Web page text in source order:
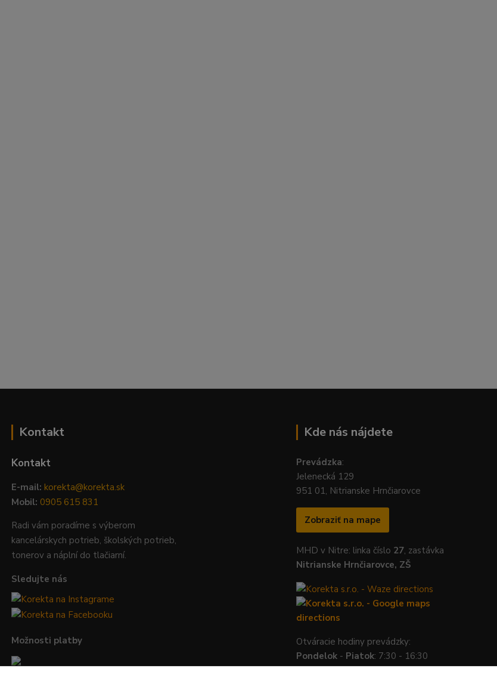
Kontakt
Kontakt
E-mail: korekta@korekta.sk
Mobil: 0905 615 831
Radi vám poradíme s výberom
kancelárskych potrieb, školských potrieb,
tonerov a náplní do tlačiarní.
Sledujte nás
Možnosti platby
Kde nás nájdete
Prevádzka:
Jelenecká 129
951 01, Nitrianske Hrnčiarovce
Zobraziť na mape
MHD v Nitre: linka číslo 27, zastávka
Nitrianske Hrnčiarovce, ZŠ
Otváracie hodiny prevádzky:
Pondelok - Piatok: 7:30 - 16:30